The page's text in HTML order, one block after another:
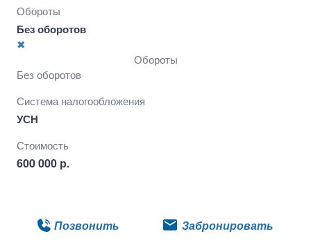
Обороты
Без оборотов
✖
Обороты
Без оборотов
Система налогообложения
УСН
Стоимость
600 000 р.
Позвонить Забронировать